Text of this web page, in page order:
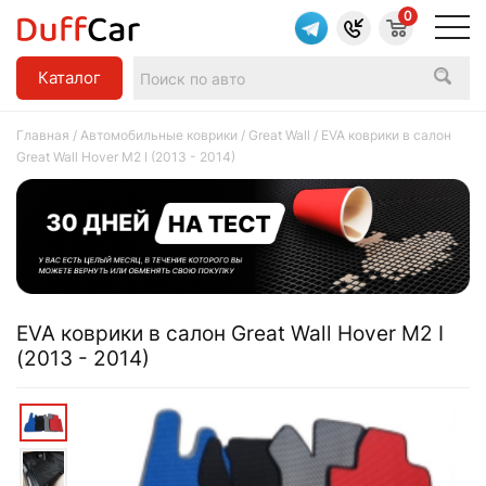
Каталог
0
Главная / Автомобильные коврики / Great Wall / EVA коврики в салон
Great Wall Hover M2 I (2013 - 2014)
EVA коврики в салон Great Wall Hover M2 I
(2013 - 2014)